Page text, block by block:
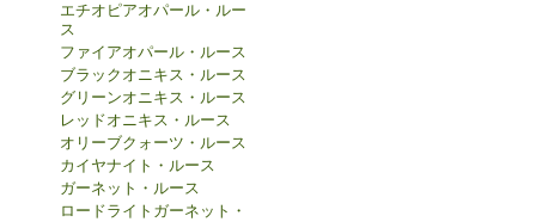
エチオピアオパール・ルー
ス
ファイアオパール・ルース
ブラックオニキス・ルース
グリーンオニキス・ルース
レッドオニキス・ルース
オリーブクォーツ・ルース
カイヤナイト・ルース
ガーネット・ルース
ロードライトガーネット・